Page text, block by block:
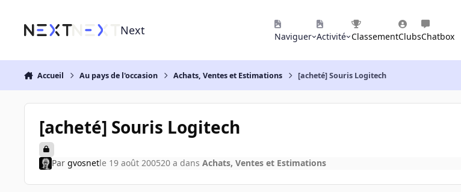
Next Naviguer Activité ClassementClubsChatbox
Accueil Au pays de l'occasion Achats, Ventes et Estimations [acheté] Souris Logitech
[acheté] Souris Logitech
Par gvosnetle 19 août 200520 a dans Achats, Ventes et Estimations